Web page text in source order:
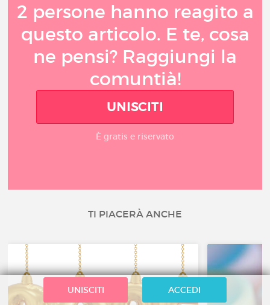
2 persone hanno reagito a
questo articolo. E te, cosa
ne pensi? Raggiungi la
comuntià!
UNISCITI
È gratis e riservato
TI PIACERÀ ANCHE
UNISCITI ACCEDI